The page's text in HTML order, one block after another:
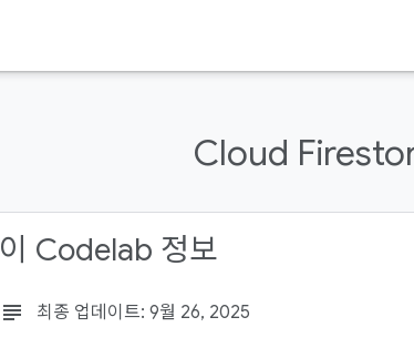
Cloud
이 Codelab 정보
subject 최종 업데이트: 9월 26, 2025